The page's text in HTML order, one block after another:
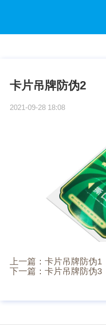
卡片吊牌防伪2
2021-09-28 18:08
上一篇： 卡片吊牌防伪1
下一篇： 卡片吊牌防伪3